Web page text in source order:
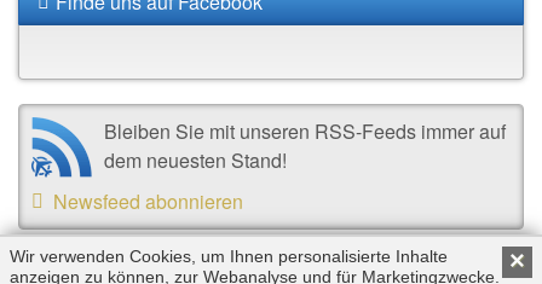
Bleiben Sie mit unseren RSS-Feeds immer auf
dem neuesten Stand!
Newsfeed abonnieren
×
Wir verwenden Cookies, um Ihnen personalisierte Inhalte
anzeigen zu können, zur Webanalyse und für Marketingzwecke.